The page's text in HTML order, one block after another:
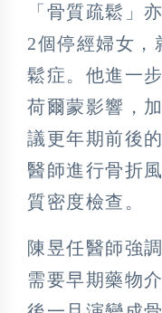
「骨質疏鬆」
2個停經婦女，
鬆症。他進一
荷爾蒙影響，
議更年期前後
醫師進行骨折
質密度檢查。
陳昱任醫師強
需要早期藥物